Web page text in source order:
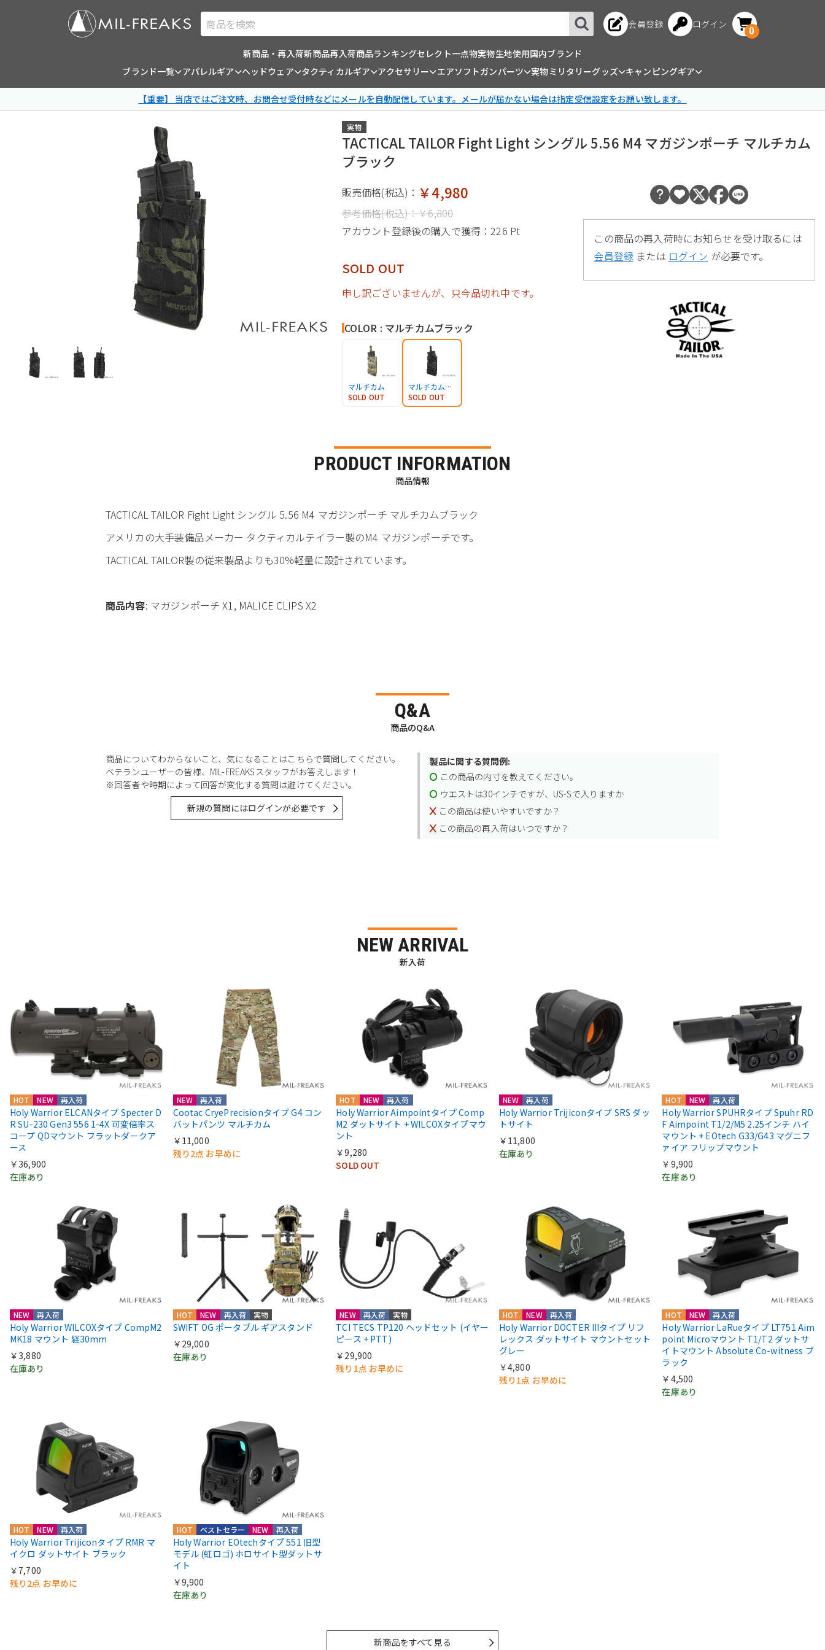
商品を検索 会員登録 ログイン
0
新商品・再入荷新商品再入荷商品ランキングセレクト一点物実物生地使用国内ブランド
ブランド一覧
アパレルギア ヘッドウェア タクティカルギア アクセサリー エアソフトガンパーツ 実物ミリタリーグッズ キャンピングギア
【重要】 当店ではご注文時、お問合せ受付時などにメールを自動配信しています。メールが届かない場合は指定受信設定をお願い致します。
実物
TACTICAL TAILOR Fight Light シングル 5.56 M4 マガジンポーチ マルチカム
ブラック
販売価格(税込)： ￥4,980
参考価格(税込)：￥6,800
アカウント登録後の購入で獲得：226 Pt
SOLD OUT
申し訳ございませんが、只今品切れ中です。
COLOR : マルチカムブラック
マルチカム
SOLD OUT
マルチカムブラック
SOLD OUT
この商品の再入荷時にお知らせを受け取るには
会員登録 または ログイン が必要です。
PRODUCT INFORMATION
商品情報
TACTICAL TAILOR Fight Light シングル 5.56 M4 マガジンポーチ マルチカムブラック
アメリカの大手装備品メーカー タクティカルテイラー製のM4 マガジンポーチです。
TACTICAL TAILOR製の従来製品よりも30%軽量に設計されています。
商品内容: マガジンポーチ X1, MALICE CLIPS X2
Q&A
商品のQ&A
商品についてわからないこと、気になることはこちらで質問してください。
ベテランユーザーの皆様、MIL-FREAKSスタッフがお答えします！
※回答者や時期によって回答が変化する質問は避けてください。
新規の質問にはログインが必要です
製品に関する質問例:
この商品の内寸を教えてください。
ウエストは30インチですが、US-Sで入りますか
この商品は使いやすいですか？
この商品の再入荷はいつですか？
NEW ARRIVAL
新入荷
HOT NEW 再入荷
Holy Warrior ELCANタイプ Specter D
R SU-230 Gen3 556 1-4X 可変倍率ス
コープ QDマウント フラットダークア
ース
￥36,900
在庫あり
NEW 再入荷
Cootac CryePrecisionタイプ G4 コン
バットパンツ マルチカム
￥11,000
残り2点 お早めに
HOT NEW 再入荷
Holy Warrior Aimpointタイプ Comp
M2 ダットサイト + WILCOXタイプマウ
ント
￥9,280
SOLD OUT
NEW 再入荷
Holy Warrior Trijiconタイプ SRS ダッ
トサイト
￥11,800
在庫あり
HOT NEW 再入荷
Holy Warrior SPUHRタイプ Spuhr RD
F Aimpoint T1/2/M5 2.25インチ ハイ
マウント + EOtech G33/G43 マグニフ
ァイア フリップマウント
￥9,900
在庫あり
NEW 再入荷
Holy Warrior WILCOXタイプ CompM2
MK18 マウント 経30mm
￥3,880
在庫あり
HOT NEW 再入荷 実物
SWIFT OG ポータブル ギアスタンド
￥29,000
在庫あり
NEW 再入荷 実物
TCI TECS TP120 ヘッドセット (イヤー
ピース + PTT)
￥29,900
残り1点 お早めに
HOT NEW 再入荷
Holy Warrior DOCTER IIIタイプ リフ
レックス ダットサイト マウントセット
グレー
￥4,800
残り1点 お早めに
HOT NEW 再入荷
Holy Warrior LaRueタイプ LT751 Aim
point Microマウント T1/T2 ダットサ
イトマウント Absolute Co-witness ブ
ラック
￥4,500
在庫あり
HOT NEW 再入荷
Holy Warrior Trijiconタイプ RMR マ
イクロ ダットサイト ブラック
￥7,700
残り2点 お早めに
HOT NEW 再入荷
ベストセラー
Holy Warrior EOtechタイプ 551 旧型
モデル (虹ロゴ) ホロサイト型ダットサ
イト
￥9,900
在庫あり
新商品をすべて見る